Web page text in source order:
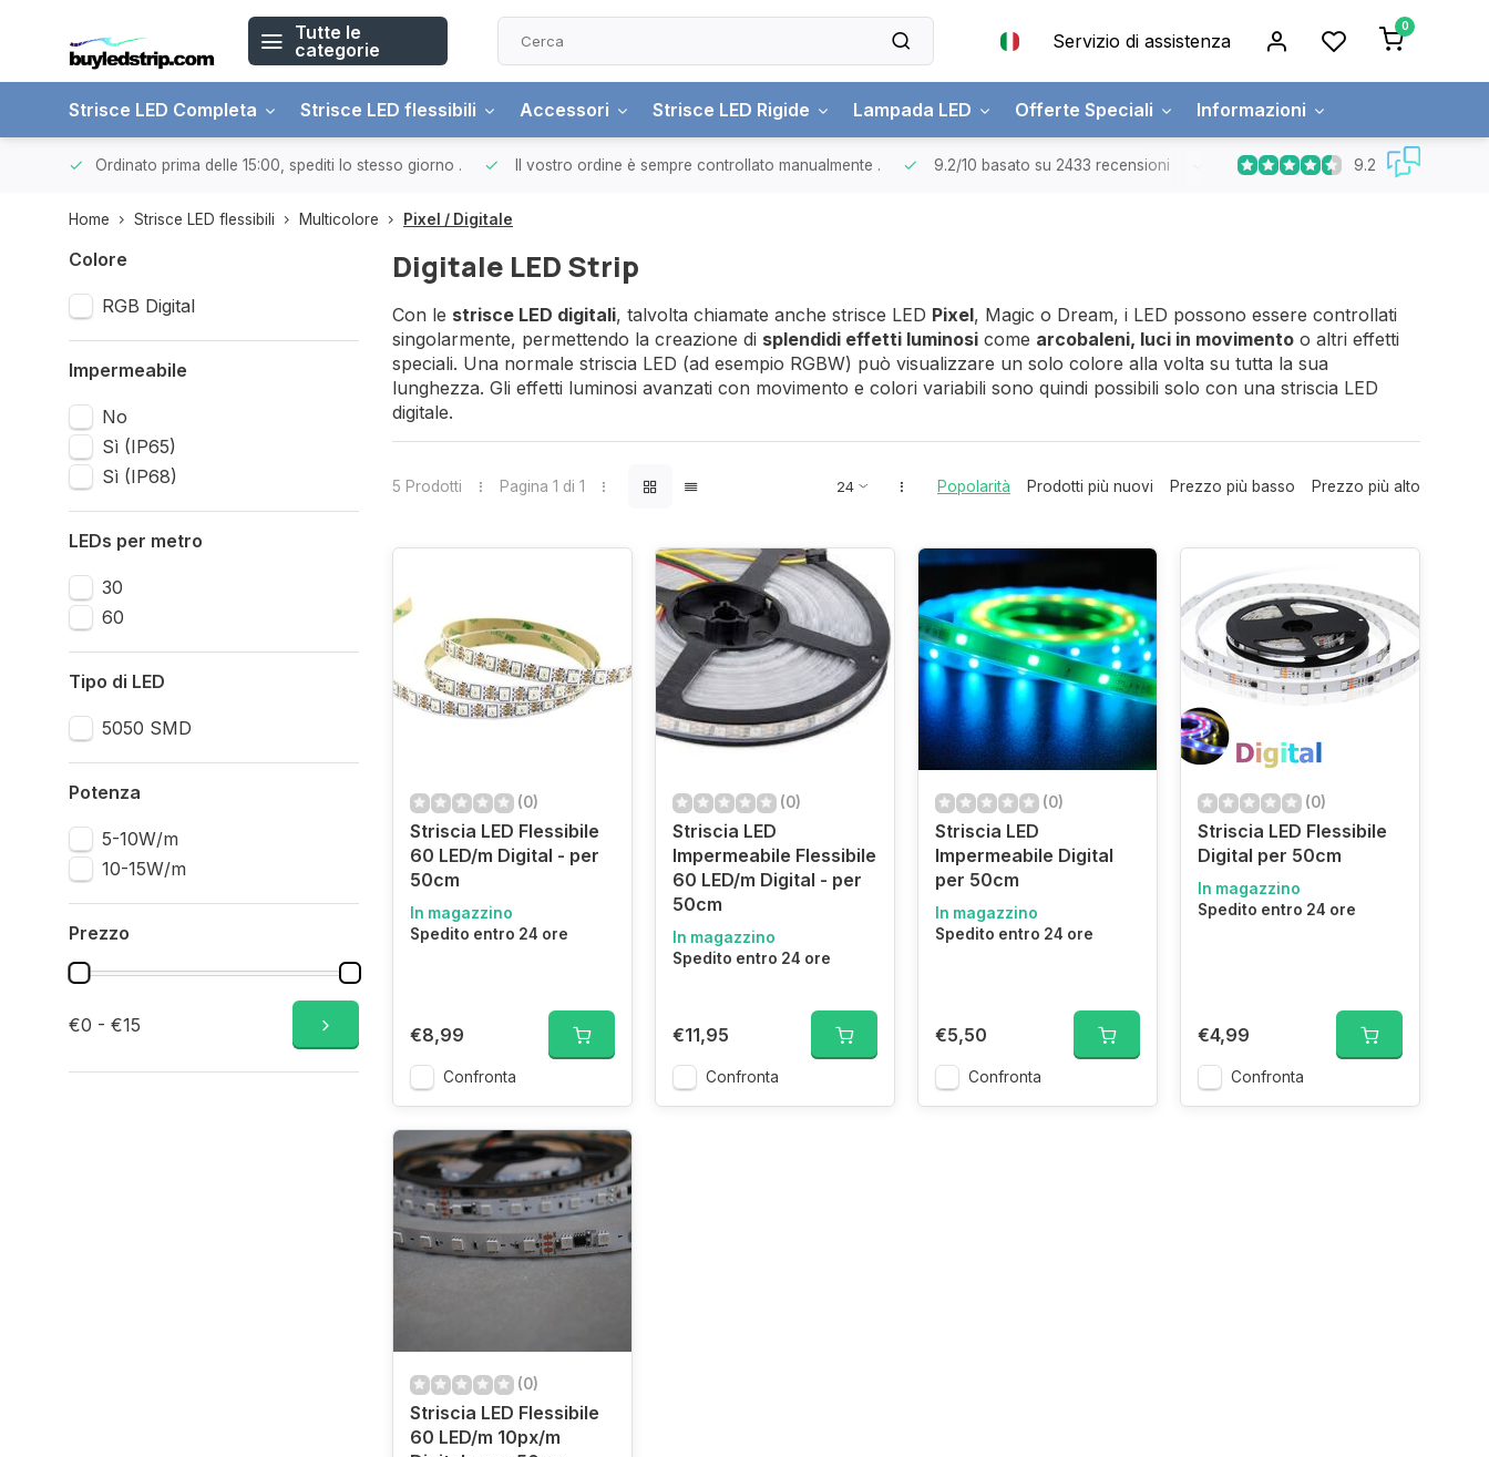
Tutte le
categorie
Servizio di assistenza
0
Strisce LED Completa Strisce LED flessibili Accessori Strisce LED Rigide Lampada LED Offerte Speciali Informazioni
Ordinato prima delle 15:00, spediti lo stesso giorno . Il vostro ordine è sempre controllato manualmente . 9.2/10 basato su 2433 recensioni Spedizione gratuitaOrdini superiori a
9.2
Home Strisce LED flessibili Multicolore Pixel / Digitale
Colore
RGB Digital
Impermeabile
No
Sì (IP65)
Sì (IP68)
LEDs per metro
30
60
Tipo di LED
5050 SMD
Potenza
5-10W/m
10-15W/m
Prezzo
€0 - €15
Digitale LED Strip
Con le strisce LED digitali, talvolta chiamate anche strisce LED Pixel, Magic o Dream, i LED possono essere controllati
singolarmente, permettendo la creazione di splendidi effetti luminosicome arcobaleni, luci in movimentoo altri effetti
speciali. Una normale striscia LED (ad esempio RGBW) può visualizzare un solo colore alla volta su tutta la sua
lunghezza. Gli effetti luminosi avanzati con movimento e colori variabili sono quindi possibili solo con una striscia LED
digitale.
5 Prodotti Pagina 1 di 1 Popolarità Prodotti più nuovi Prezzo più basso Prezzo più alto
(0)
Striscia LED Flessibile
60 LED/m Digital - per
50cm
In magazzino
Spedito entro 24 ore
€8,99
Confronta
(0)
Striscia LED
Impermeabile Flessibile
60 LED/m Digital - per
50cm
In magazzino
Spedito entro 24 ore
€11,95
Confronta
(0)
Striscia LED
Impermeabile Digital
per 50cm
In magazzino
Spedito entro 24 ore
€5,50
Confronta
(0)
Striscia LED Flessibile
Digital per 50cm
In magazzino
Spedito entro 24 ore
€4,99
Confronta
(0)
Striscia LED Flessibile
60 LED/m 10px/m